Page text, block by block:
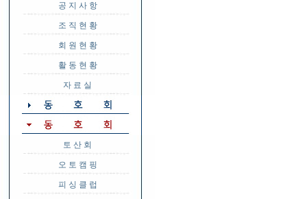
공 지 사 항
조 직 현 황
회 원 현 황
활 동 현 황
자 료 실
토 산 회
오 토 캠 핑
피 싱 클 럽